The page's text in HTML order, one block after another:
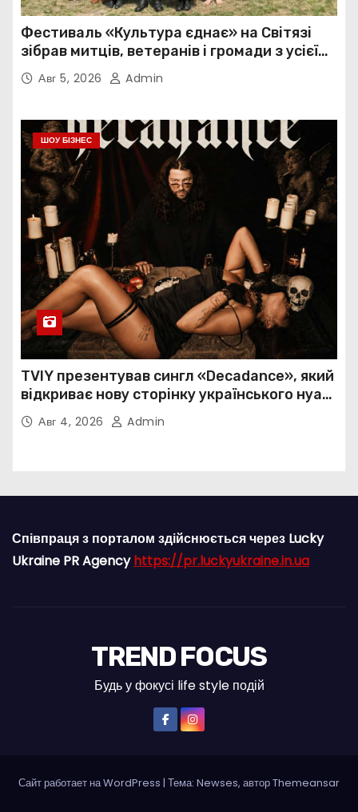
Фестиваль «Культура єднає» на Світязі
зібрав митців, ветеранів і громади з усієї
України
Авг 5, 2026 Admin
ШОУ БІЗНЕС
TVIY презентував сингл «Decadance», який
відкриває нову сторінку українського нуар-
попуАвг 4, 2026 Admin
Співпраця з порталом здійснюється через Lucky
Ukraine PR Agencyhttps://pr.luckyukraine.in.ua
TREND FOCUS
Будь у фокусі life style подій
Сайт работает на WordPress | Тема: Newses, авторThemeansar